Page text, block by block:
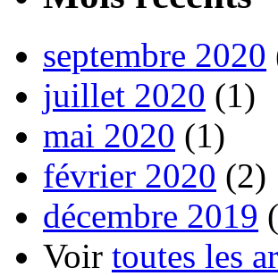
septembre 2020
juillet 2020 (1)
mai 2020 (1)
février 2020 (2)
décembre 2019
Voir toutes les